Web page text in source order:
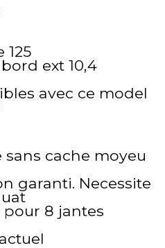
125
ext 10,4
avec ce model
cache moyeu
garanti. Necessite
8 jantes